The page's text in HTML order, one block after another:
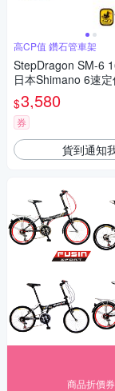
高CP值 鑽石管車架
StepDragon SM-6
日本Shimano 6速
配建大外胎 折疊車
$3,580
券
貨到通知
商品折價券